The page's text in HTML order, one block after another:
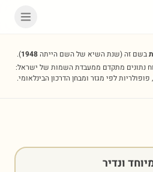
בשם זה(שנת השיא של השם הייתה1948
).
נתונים מתקדם ממעבדת השמות של ישראל:
לפי מגזר ומבחן הדרכון הבינלאומי.
ונדיר